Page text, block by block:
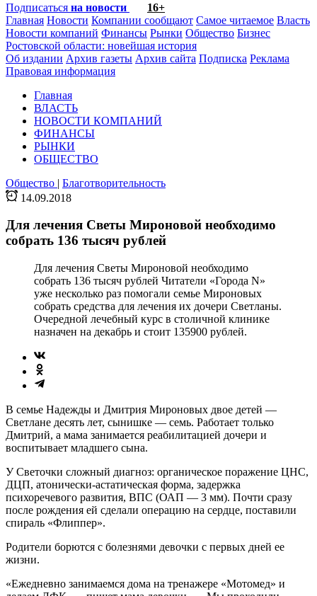
Подписаться на новости
16+
Главная Новости Компании сообщают Самое читаемое Власть
Новости компаний Финансы Рынки Общество Бизнес
Ростовской области: новейшая история
Об издании Архив газеты Архив сайта Подписка Реклама
Правовая информация
Главная
ВЛАСТЬ
НОВОСТИ КОМПАНИЙ
ФИНАНСЫ
РЫНКИ
ОБЩЕСТВО
Общество | Благотворительность
14.09.2018
Для лечения Светы Мироновой необходимо
собрать 136 тысяч рублей
Для лечения Светы Мироновой необходимо
собрать 136 тысяч рублей Читатели «Города N»
уже несколько раз помогали семье Мироновых
собрать средства для лечения их дочери Светланы.
Очередной лечебный курс в столичной клинике
назначен на декабрь и стоит 135900 рублей.
В семье Надежды и Дмитрия Мироновых двое детей —
Светлане десять лет, сынишке — семь. Работает только
Дмитрий, а мама занимается реабилитацией дочери и
воспитывает младшего сына.
У Светочки сложный диагноз: органическое поражение ЦНС,
ДЦП, атонически-астатическая форма, задержка
психоречевого развития, ВПС (ОАП — 3 мм). Почти сразу
после рождения ей сделали операцию на сердце, поставили
спираль «Флиппер».
Родители борются с болезнями девочки с первых дней ее
жизни.
«Ежедневно занимаемся дома на тренажере «Мотомед» и